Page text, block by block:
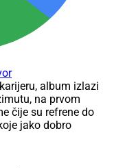
album izlazi
na prvom
čije su refrene do
jako dobro